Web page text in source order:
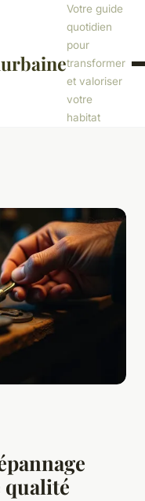
Votre guide
quotidien
pour
transformer
et valoriser
votre
habitat
qualité